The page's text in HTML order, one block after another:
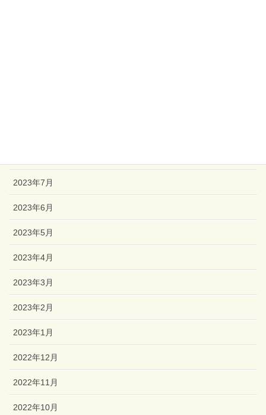
2023年7月
2023年6月
2023年5月
2023年4月
2023年3月
2023年2月
2023年1月
2022年12月
2022年11月
2022年10月